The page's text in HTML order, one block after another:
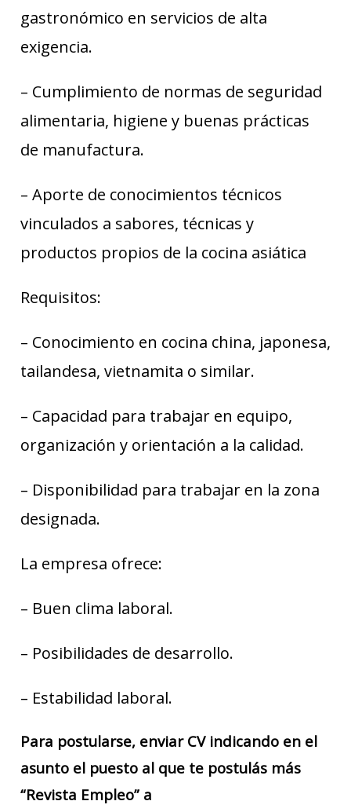
gastronómico en servicios de alta
exigencia.
– Cumplimiento de normas de seguridad
alimentaria, higiene y buenas prácticas
de manufactura.
– Aporte de conocimientos técnicos
vinculados a sabores, técnicas y
productos propios de la cocina asiática
Requisitos:
– Conocimiento en cocina china, japonesa,
tailandesa, vietnamita o similar.
– Capacidad para trabajar en equipo,
organización y orientación a la calidad.
– Disponibilidad para trabajar en la zona
designada.
La empresa ofrece:
– Buen clima laboral.
– Posibilidades de desarrollo.
– Estabilidad laboral.
Para postularse, enviar CV indicando en el
asunto el puesto al que te postulás más
“Revista Empleo” a